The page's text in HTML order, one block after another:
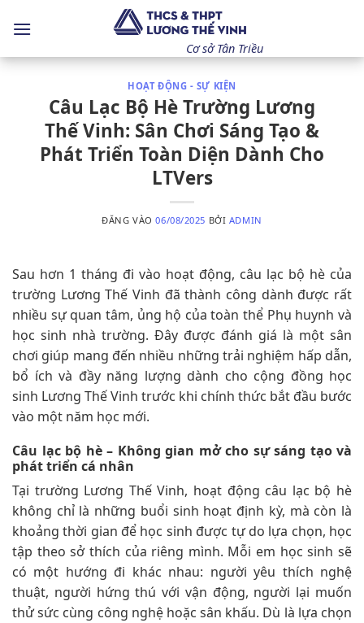
qua
Cơ sở Tân Triều
HOẠT ĐỘNG - SỰ KIỆN
Câu Lạc Bộ Hè Trường Lương
Thế Vinh: Sân Chơi Sáng Tạo &
Phát Triển Toàn Diện Dành Cho
LTVers
ĐĂNG VÀO06/08/2025 BỞI ADMIN
Sau hơn 1 tháng đi vào hoạt động, câu lạc bộ hè của
trường Lương Thế Vinh đã thành công dành được rất
nhiều sự quan tâm, ủng hộ của toàn thể Phụ huynh và
học sinh nhà trường. Đây được đánh giá là một sân
chơi giúp mang đến nhiều những trải nghiệm hấp dẫn,
bổ ích và đầy năng lượng dành cho cộng đồng học
sinh Lương Thế Vinh trước khi chính thức bắt đầu bước
vào một năm học mới.
Câu lạc bộ hè – Không gian mở cho sự sáng tạo và
phát triển cá nhân
Tại trường Lương Thế Vinh, hoạt động câu lạc bộ hè
không chỉ là những buổi sinh hoạt định kỳ, mà còn là
khoảng thời gian để học sinh được tự do lựa chọn, học
tập theo sở thích của riêng mình. Mỗi em học sinh sẽ
có một hướng đi khác nhau: người yêu thích nghệ
thuật, người hứng thú với vận động, người lại muốn
thử sức cùng công nghệ hoặc sân khấu. Dù là lựa chọn